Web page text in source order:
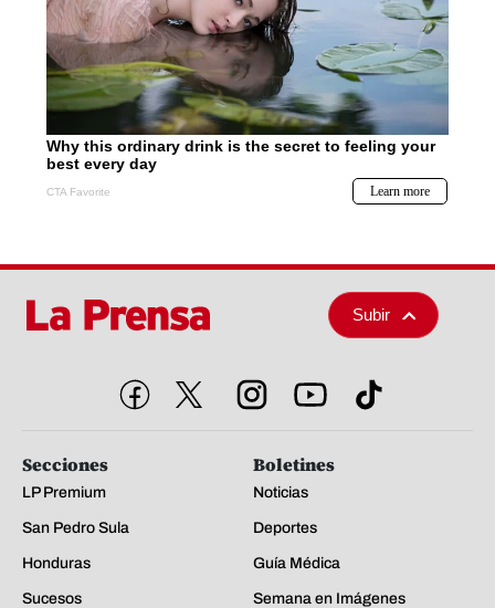
Subir
Secciones
LP Premium
San Pedro Sula
Honduras
Sucesos
Boletines
Noticias
Deportes
Guía Médica
Semana en Imágenes